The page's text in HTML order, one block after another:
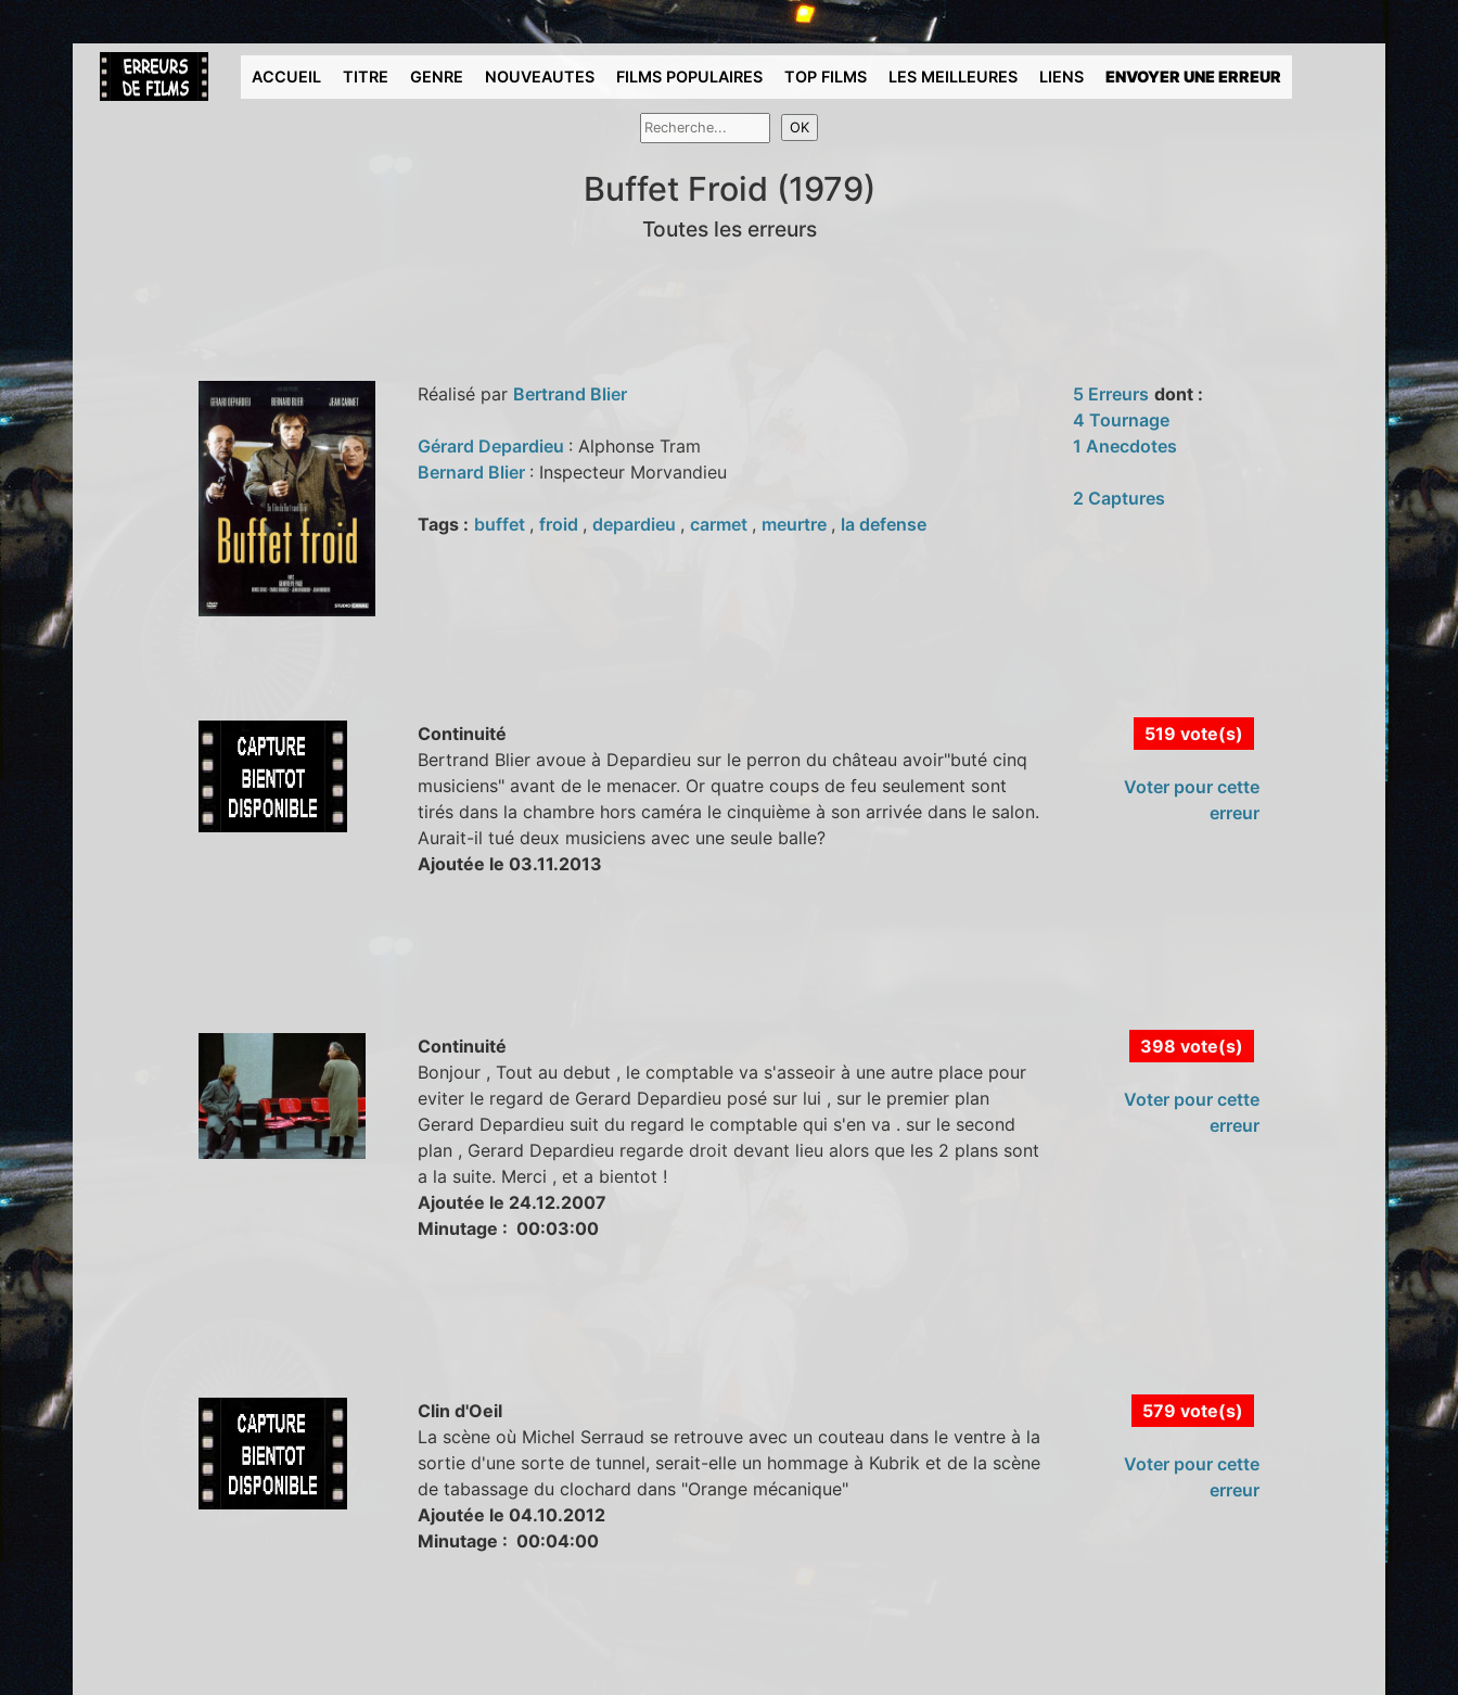
ACCUEIL TITRE GENRE NOUVEAUTES FILMS POPULAIRES TOP FILMS LES MEILLEURES LIENS ENVOYER UNE ERREUR
Buffet Froid (1979)
Toutes les erreurs
Réalisé par Bertrand Blier
Gérard Depardieu : Alphonse Tram
Bernard Blier : Inspecteur Morvandieu
Tags : buffet , froid , depardieu , carmet , meurtre , la defense
5 Erreurs dont :
4 Tournage
1 Anecdotes
2 Captures
Continuité
Bertrand Blier avoue à Depardieu sur le perron du château avoir"buté cinq
musiciens" avant de le menacer. Or quatre coups de feu seulement sont
tirés dans la chambre hors caméra le cinquième à son arrivée dans le salon.
Aurait-il tué deux musiciens avec une seule balle?
Ajoutée le 03.11.2013
519 vote(s)
Voter pour cette
erreur
Continuité
Bonjour , Tout au debut , le comptable va s'asseoir à une autre place pour
eviter le regard de Gerard Depardieu posé sur lui , sur le premier plan
Gerard Depardieu suit du regard le comptable qui s'en va . sur le second
plan , Gerard Depardieu regarde droit devant lieu alors que les 2 plans sont
a la suite. Merci , et a bientot !
Ajoutée le 24.12.2007
Minutage : 00:03:00
398 vote(s)
Voter pour cette
erreur
Clin d'Oeil
La scène où Michel Serraud se retrouve avec un couteau dans le ventre à la
sortie d'une sorte de tunnel, serait-elle un hommage à Kubrik et de la scène
de tabassage du clochard dans "Orange mécanique"
Ajoutée le 04.10.2012
Minutage : 00:04:00
579 vote(s)
Voter pour cette
erreur